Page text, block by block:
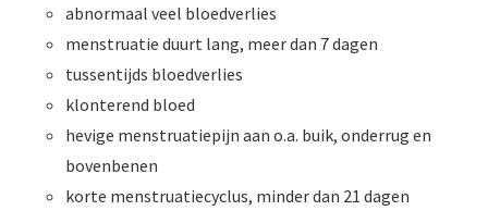
abnormaal veel bloedverlies
menstruatie duurt lang, meer dan 7 dagen
tussentijds bloedverlies
klonterend bloed
hevige menstruatiepijn aan o.a. buik, onderrug en
bovenbenen
korte menstruatiecyclus, minder dan 21 dagen